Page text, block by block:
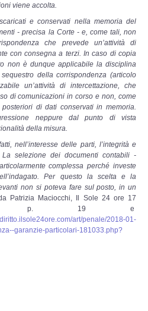
Forense Web
remota
viene accolta.
e conservati nella memoria del
- precisa la Corte - e, come tali, non
che prevede un’attività di
con consegna a terzi. In caso di copia
non è dunque applicabile la disciplina
della corrispondenza (articolo
un’attività di intercettazione, che
di comunicazioni in corso e non, come
di dati conservati in memoria.
neppure dal punto di vista
della misura.
nell’interesse delle parti, l’integrità e
La selezione dei documenti contabili -
complessa perché investe
Per questo la scelta e la
non si poteva fare sul posto, in un
Patrizia Maciocchi, Il Sole 24 ore 17
p. 19 e
art/penale/2018-01-
garanzie-particolari-181033.php?